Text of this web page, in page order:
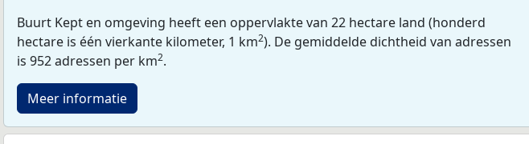
Buurt Kept en omgeving heeft een oppervlakte van 22 hectare land (honderd
hectare is één vierkante kilometer, 1 km2). De gemiddelde dichtheid van adressen
is 952 adressen per km2.
Meer informatie